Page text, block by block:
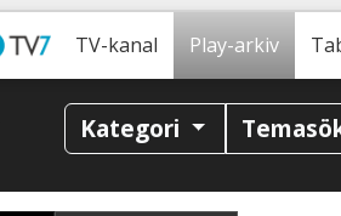
TV-kanal Play-arkiv
Kategori